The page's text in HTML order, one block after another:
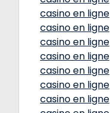
casino en ligne
casino en ligne
casino en ligne
casino en ligne
casino en ligne
casino en ligne
casino en ligne